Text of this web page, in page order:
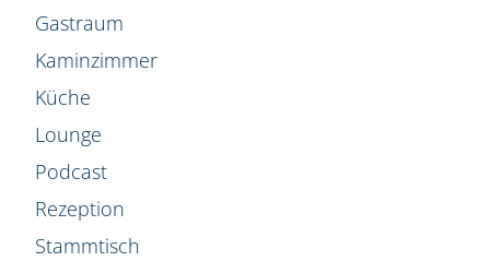
Gastraum
Kaminzimmer
Küche
Lounge
Podcast
Rezeption
Stammtisch